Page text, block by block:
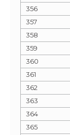
356
357
358
359
360
361
362
363
364
365